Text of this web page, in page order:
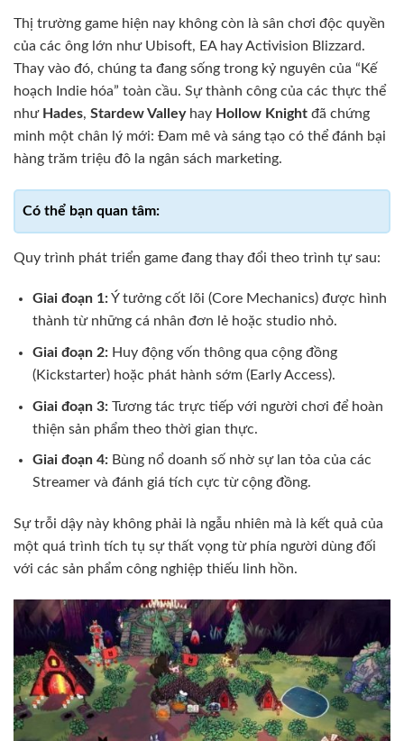
Thị trường game hiện nay không còn là sân chơi độc quyền
của các ông lớn như Ubisoft, EA hay Activision Blizzard.
Thay vào đó, chúng ta đang sống trong kỷ nguyên của “Kế
hoạch Indie hóa” toàn cầu. Sự thành công của các thực thể
như Hades, Stardew Valleyhay Hollow Knight đã chứng
minh một chân lý mới: Đam mê và sáng tạo có thể đánh bại
hàng trăm triệu đô la ngân sách marketing.
Quy trình phát triển game đang thay đổi theo trình tự sau:
Giai đoạn 1:Ý tưởng cốt lõi (Core Mechanics) được hình
thành từ những cá nhân đơn lẻ hoặc studio nhỏ.
Giai đoạn 2:Huy động vốn thông qua cộng đồng
(Kickstarter) hoặc phát hành sớm (Early Access).
Giai đoạn 3:Tương tác trực tiếp với người chơi để hoàn
thiện sản phẩm theo thời gian thực.
Giai đoạn 4:Bùng nổ doanh số nhờ sự lan tỏa của các
Streamer và đánh giá tích cực từ cộng đồng.
Sự trỗi dậy này không phải là ngẫu nhiên mà là kết quả của
một quá trình tích tụ sự thất vọng từ phía người dùng đối
với các sản phẩm công nghiệp thiếu linh hồn.